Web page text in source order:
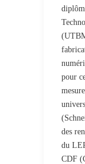
pour
des
du
CDF